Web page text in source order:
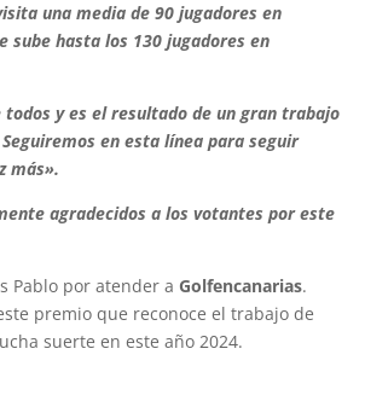
una media de 90 jugadores en
sube hasta los 130 jugadores en
todos y es el resultado de un gran trabajo
en esta línea para seguir
más».
agradecidos a los votantes por este
Pablo por atender a Golfencanarias.
premio que reconoce el trabajo de
suerte en este año 2024.